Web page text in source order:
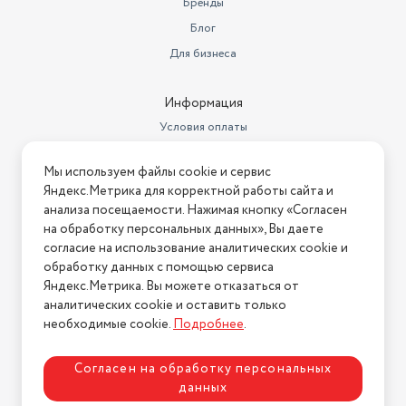
Блог
Для бизнеса
Информация
Условия оплаты
Условия возврата
Нашли ошибку на сайте? Напишите нам
2026 © Интернет-магазин "АстМаркет". У нас есть всё!
Политика конфиденциальности
Мы используем файлы cookie и сервис
Яндекс.Метрика для корректной работы сайта и
анализа посещаемости. Нажимая кнопку «Согласен
на обработку персональных данных», Вы даете
согласие на использование аналитических cookie и
обработку данных с помощью сервиса
Яндекс.Метрика. Вы можете отказаться от
аналитических cookie и оставить только
необходимые cookie.Подробнее.
Согласен на обработку персональных
данных